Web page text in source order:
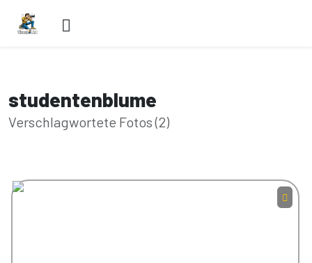
studentenblume
Verschlagwortete Fotos (2)